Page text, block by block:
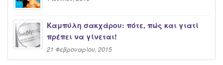
Καμπύλη σακχάρου: πότε, πώς και γιατί
πρέπει να γίνεται!
21 Φεβρουαρίου, 2015